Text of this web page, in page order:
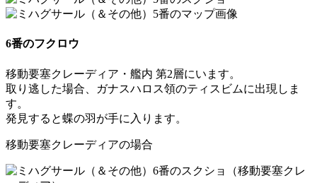
6番のフクロウ
移動要塞クレーディア・艦内 第2層にいます。
取り逃した場合、ガナスハロス領のティスビムに出現しま
す。
発見すると蝶の羽 が手に入ります。
移動要塞クレーディアの場合